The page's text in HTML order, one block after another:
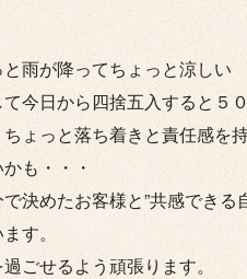
雨が降ってちょっと涼しい
今日から四捨五入すると５
ょっと落ち着きと責任感を
も・・・
決めたお客様と”共感できる
す。
ごせるよう頑張ります。